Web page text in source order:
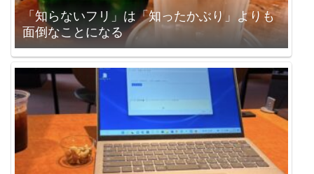
「知らないフリ」は「知ったかぶり」よりも
面倒なことになる